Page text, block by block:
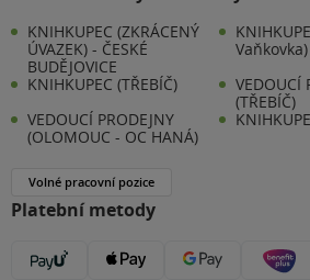
KNIHKUPEC (ZKRÁCENÝ
ÚVAZEK) - ČESKÉ
BUDĚJOVICE
Vaňkovka)
KNIHKUPEC (TŘEBÍČ)
VEDOUCÍ
(TŘEBÍČ)
VEDOUCÍ PRODEJNY
(OLOMOUC - OC HANÁ)
Volné pracovní pozice
Platební metody